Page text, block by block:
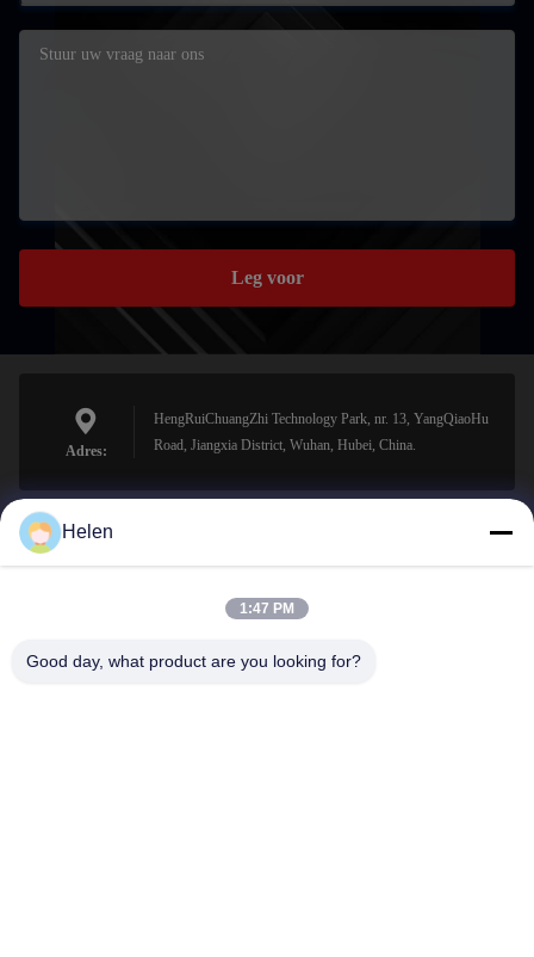
Leg voor
Adres:
HengRuiChuangZhi Technology Park, nr. 13, YangQiaoHu
Road, Jiangxia District, Wuhan, Hubei, China.
sales@perfectlaser.net
Helen
1:47 PM
Good day, what product are you looking for?